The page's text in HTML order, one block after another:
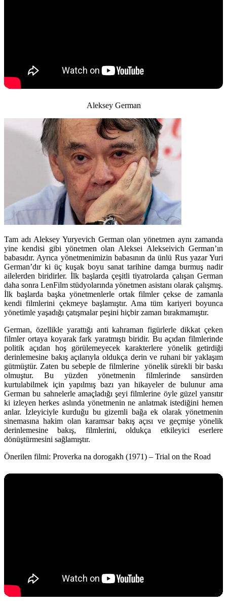
Aleksey German
Tam adı Aleksey Yuryevich German olan yönetmen aynı zamanda
yine kendisi gibi yönetmen olan Aleksei Alekseivich German’ın
babasıdır. Ayrıca yönetmenimizin babasının da ünlü Rus yazar Yuri
German’dır ki üç kuşak boyu sanat tarihine damga burmuş nadir
ailelerden biridirler. İlk başlarda çeşitli tiyatrolarda çalışan German
daha sonra LenFilm stüdyolarında yönetmen asistanı olarak çalışmış.
İlk başlarda başka yönetmenlerle ortak filmler çekse de zamanla
kendi filmlerini çekmeye başlamıştır. Ama tüm kariyeri boyunca
yönetimle yaşadığı çatışmalar peşini hiçbir zaman bırakmamıştır.
German, özellikle yarattığı anti kahraman figürlerle dikkat çeken
filmler ortaya koyarak fark yaratmıştı biridir. Bu açıdan filmlerinde
politik açıdan hoş görülemeyecek karakterlere yönelik getirdiği
derinlemesine bakış açılarıyla oldukça derin ve ruhani bir yaklaşım
gütmüştür. Zaten bu sebeple de filmlerine yönelik sürekli bir baskı
olmuştur. Bu yüzden yönetmenin filmlerinde sansürden
kurtulabilmek için yapılmış bazı yan hikayeler de bulunur ama
German bu sahnelerle amaçladığı şeyi filmlerine öyle güzel yansıtır
ki izleyen herkes aslında yönetmenin ne anlatmak istediğini hemen
anlar. İzleyiciyle kurduğu bu gizemli bağa ek olarak yönetmenin
sinemasına hakim olan karamsar bakış açısı ve geçmişe yönelik
derinlemesine bakış, filmlerini, oldukça etkileyici eserlere
dönüştürmesini sağlamıştır.
Önerilen filmi: Proverka na dorogakh (1971) – Trial on the Road